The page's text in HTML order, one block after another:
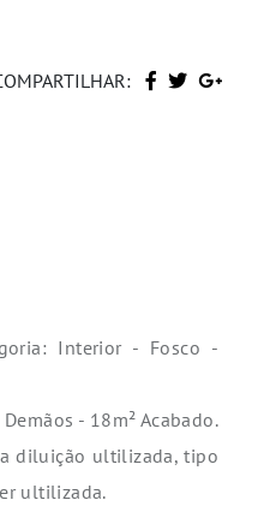
Interior - Fosco -
- 18m² Acabado.
diluição ultilizada, tipo
ultilizada.